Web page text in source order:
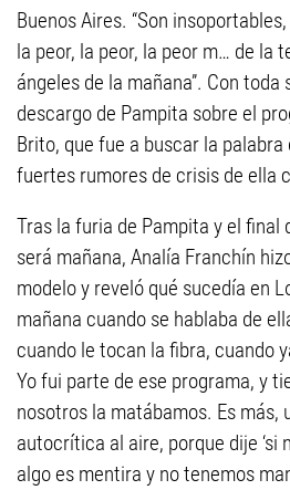
Buenos Aires. “Son
la peor, la peor, la peor m… de la
ángeles de la mañana”. Con
descargo de Pampita sobre el
Brito, que fue a buscar la
fuertes rumores de crisis de ella
Tras la furia de Pampita y el final
será mañana, Analía Franchín
modelo y reveló qué sucedía en
mañana cuando se hablaba de
cuando le tocan la fibra, cuando
Yo fui parte de ese programa, y
nosotros la matábamos. Es más,
autocrítica al aire, porque dije ‘si
algo es mentira y no tenemos